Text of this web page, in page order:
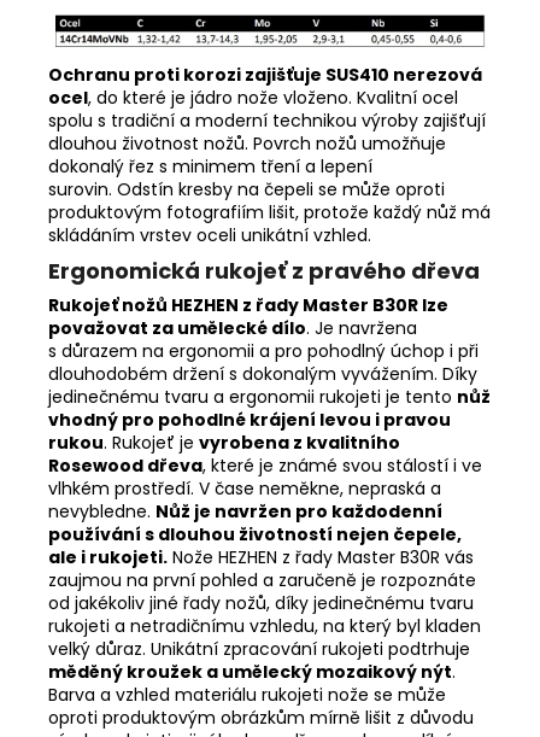
Ochranu proti korozi zajišťuje SUS410 nerezová
ocel, do které je jádro nože vloženo. Kvalitní ocel
spolu s tradiční a moderní technikou výroby zajišťují
dlouhou životnost nožů. Povrch nožů umožňuje
dokonalý řez s minimem tření a lepení
surovin. Odstín kresby na čepeli se může oproti
produktovým fotografiím lišit, protože každý nůž má
skládáním vrstev oceli unikátní vzhled.
Ergonomická rukojeť z pravého dřeva
Rukojeť nožů HEZHEN z řady Master B30R lze
považovat za umělecké dílo. Je navržena
s důrazem na ergonomii a pro pohodlný úchop i při
dlouhodobém držení s dokonalým vyvážením. Díky
jedinečnému tvaru a ergonomii rukojeti je tento nůž
vhodný pro pohodlné krájení levou i pravou
rukou. Rukojeť je vyrobena z kvalitního
Rosewood dřeva, které je známé svou stálostí i ve
vlhkém prostředí. V čase neměkne, nepraská a
nevybledne. Nůž je navržen pro každodenní
používání s dlouhou životností nejen čepele,
ale i rukojeti. Nože HEZHEN z řady Master B30R vás
zaujmou na první pohled a zaručeně je rozpoznáte
od jakékoliv jiné řady nožů, díky jedinečnému tvaru
rukojeti a netradičnímu vzhledu, na který byl kladen
velký důraz. Unikátní zpracování rukojeti podtrhuje
měděný kroužek a umělecký mozaikový nýt.
Barva a vzhled materiálu rukojeti nože se může
oproti produktovým obrázkům mírně lišit z důvodu